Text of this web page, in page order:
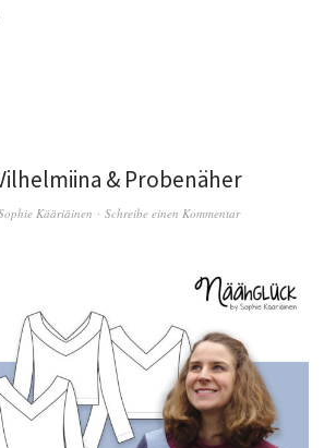
& Probenäher
Kääriäinen Schreibe einen Kommentar